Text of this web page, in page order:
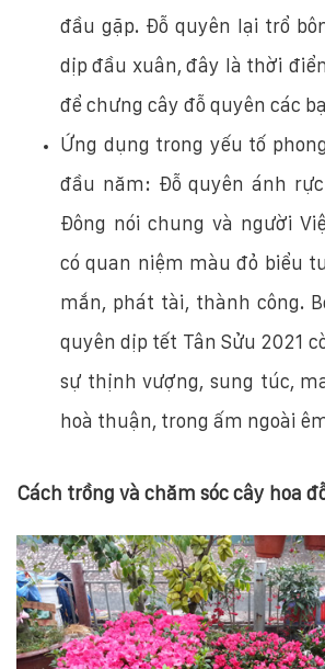
đầu gặp. Đỗ quyên lại trổ
dịp đầu xuân, đây là thời
để chưng cây đỗ quyên các
Ứng dụng trong yếu tố
đầu năm: Đỗ quyên ánh
Đông nói chung và người
có quan niệm màu đỏ biểu
mắn, phát tài, thành công.
quyên dịp tết Tân Sửu 2021
sự thịnh vượng, sung túc,
hoà thuận, trong ấm ngoài
Cách trồng và chăm sóc cây hoa